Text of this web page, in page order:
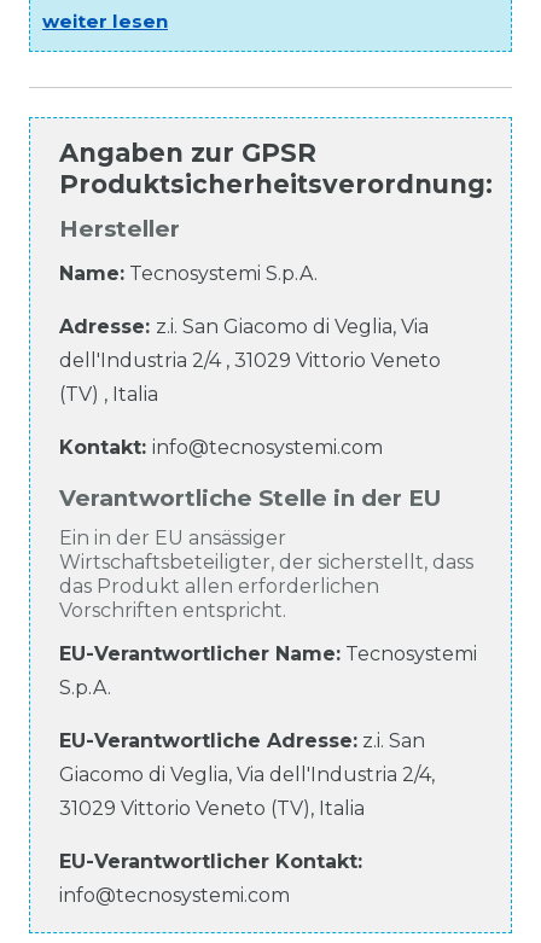
weiter lesen
Angaben zur GPSR
Produktsicherheitsverordnung:
Hersteller
Name: Tecnosystemi S.p.A.
Adresse: z.i. San Giacomo di Veglia, Via
dell'Industria 2/4, 31029 Vittorio Veneto
(TV) , Italia
Kontakt: info@tecnosystemi.com
Verantwortliche Stelle in der EU
Ein in der EU ansässiger
Wirtschaftsbeteiligter, der sicherstellt, dass
das Produkt allen erforderlichen
Vorschriften entspricht.
EU-Verantwortlicher Name: Tecnosystemi
S.p.A.
EU-Verantwortliche Adresse: z.i. San
Giacomo di Veglia, Via dell'Industria 2/4,
31029 Vittorio Veneto (TV), Italia
EU-Verantwortlicher Kontakt:
info@tecnosystemi.com